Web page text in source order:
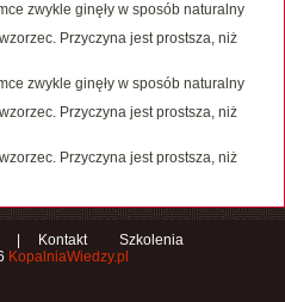
zwykle ginęły w sposób naturalny
Przyczyna jest prostsza, niż
zwykle ginęły w sposób naturalny
Przyczyna jest prostsza, niż
Przyczyna jest prostsza, niż
Kontakt
Szkolenia
KopalniaWiedzy.pl